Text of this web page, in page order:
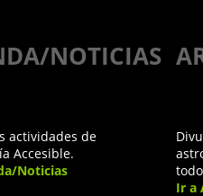
NOTICIAS
actividades de
Accesible.
Noticias
Ir a
-